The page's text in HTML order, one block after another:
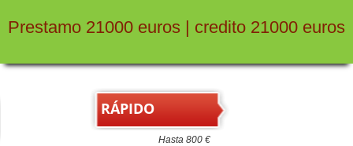
Prestamo 21000 euros | credito 21000 euros
RÁPIDO
Hasta 800 €